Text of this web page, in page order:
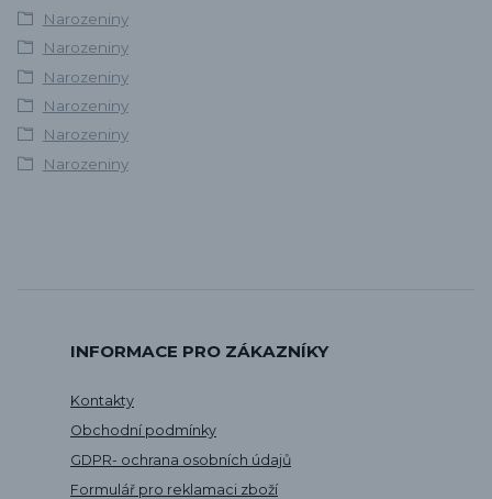
Narozeniny
Narozeniny
Narozeniny
Narozeniny
Narozeniny
Narozeniny
INFORMACE PRO ZÁKAZNÍKY
Kontakty
Obchodní podmínky
GDPR- ochrana osobních údajů
Formulář pro reklamaci zboží